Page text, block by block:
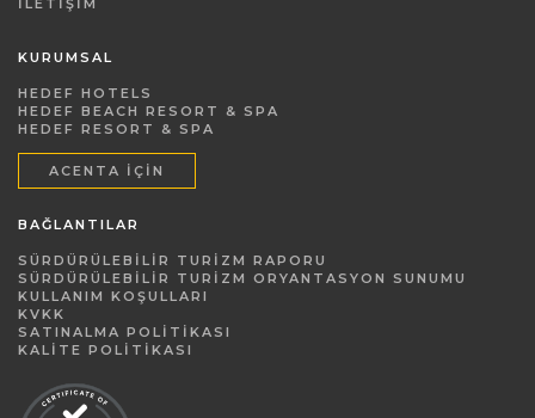
İLETIŞIM
KURUMSAL
HEDEF HOTELS
HEDEF BEACH RESORT & SPA
HEDEF RESORT & SPA
ACENTA İÇIN
BAĞLANTILAR
SÜRDÜRÜLEBILIR TURIZM RAPORU
SÜRDÜRÜLEBILIR TURIZM ORYANTASYON SUNUMU
KULLANIM KOŞULLARI
KVKK
SATINALMA POLITIKASI
KALITE POLITIKASI